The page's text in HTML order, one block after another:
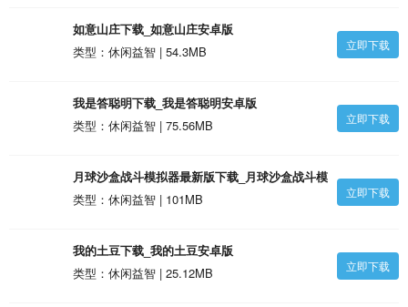
如意山庄下载_如意山庄安卓版
类型：休闲益智 | 54.3MB
立即下载
我是答聪明下载_我是答聪明安卓版
类型：休闲益智 | 75.56MB
立即下载
月球沙盒战斗模拟器最新版下载_月球沙盒战斗模
拟器最新版安卓版
类型：休闲益智 | 101MB 立即下载
我的土豆下载_我的土豆安卓版
类型：休闲益智 | 25.12MB
立即下载